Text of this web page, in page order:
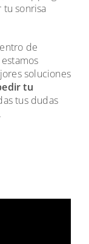
tu sonrisa
de
estamos
soluciones
tu
tus dudas